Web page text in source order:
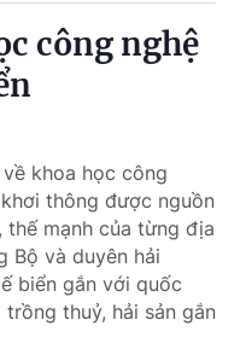
công nghệ
khoa học công
thông được nguồn
mạnh của từng địa
Bộ và duyên hải
biển gắn với quốc
thuỷ, hải sản gắn